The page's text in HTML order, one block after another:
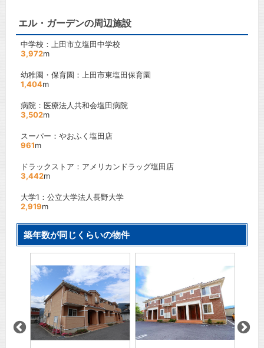
エル・ガーデンの周辺施設
中学校：上田市立塩田中学校
3,972m
幼稚園・保育園：上田市東塩田保育園
1,404m
病院：医療法人共和会塩田病院
3,502m
スーパー：やおふく塩田店
961m
ドラックストア：アメリカンドラッグ塩田店
3,442m
大学1：公立大学法人長野大学
2,919m
築年数が同じくらいの物件